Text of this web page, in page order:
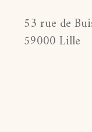
53 rue de
59000 Lille